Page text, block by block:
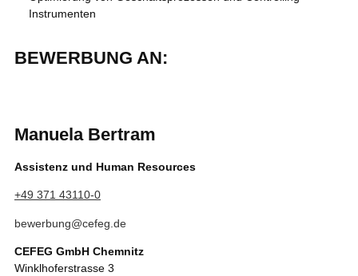
Instrumenten
BEWERBUNG AN:
Manuela Bertram
Assistenz und Human Resources
+49 371 43110-0
bewerbung@cefeg.de
CEFEG GmbH Chemnitz
Winklhoferstrasse 3